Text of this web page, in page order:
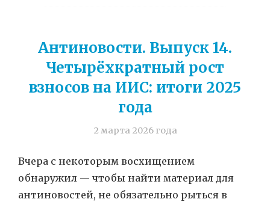
Антиновости. Выпуск 14.
Четырёхкратный рост
взносов на ИИС: итоги 2025
года
2 марта 2026 года
Вчера с некоторым восхищением
обнаружил — чтобы найти материал для
антиновостей, не обязательно рыться в